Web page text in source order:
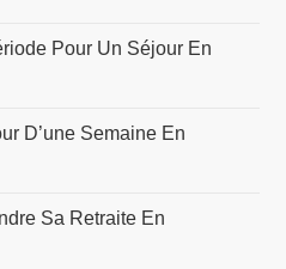
Pour Un Séjour En
D’une Semaine En
Sa Retraite En